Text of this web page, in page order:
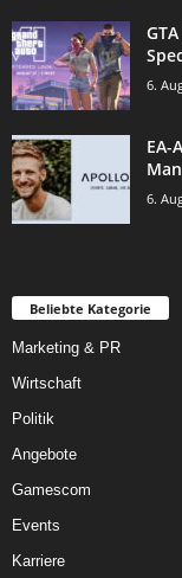
6.
EA-
6.
Beliebte Kategorie
Marketing & PR
Wirtschaft
Politik
Angebote
Gamescom
Events
Karriere